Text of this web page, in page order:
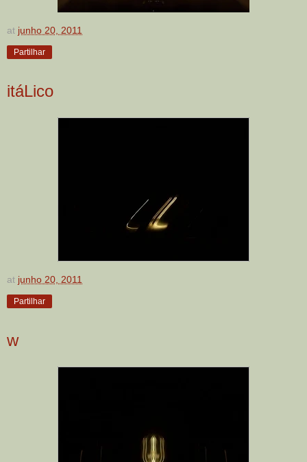
at junho 20, 2011
Partilhar
itáLico
at junho 20, 2011
Partilhar
w